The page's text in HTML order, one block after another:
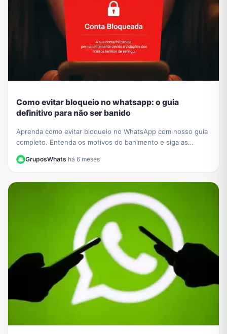
Como evitar bloqueio no whatsapp: o guia
definitivo para não ser banido
Aprenda como evitar bloqueio no WhatsApp com nosso guia
completo. Entenda os motivos do banimento e siga as
GruposWhats·há 6 meses